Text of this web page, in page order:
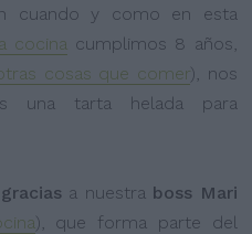
cuando y como en esta
cocina cumplimos 8 años,
cosas que comer), nos
una tarta helada para
gracias a nuestra boss Mari
), que forma parte del